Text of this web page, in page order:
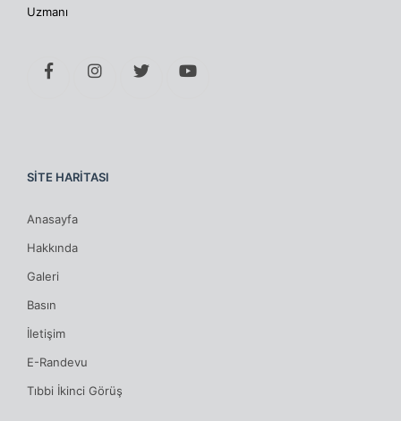
Uzmanı
SİTE HARİTASI
Anasayfa
Hakkında
Galeri
Basın
İletişim
E-Randevu
Tıbbi İkinci Görüş